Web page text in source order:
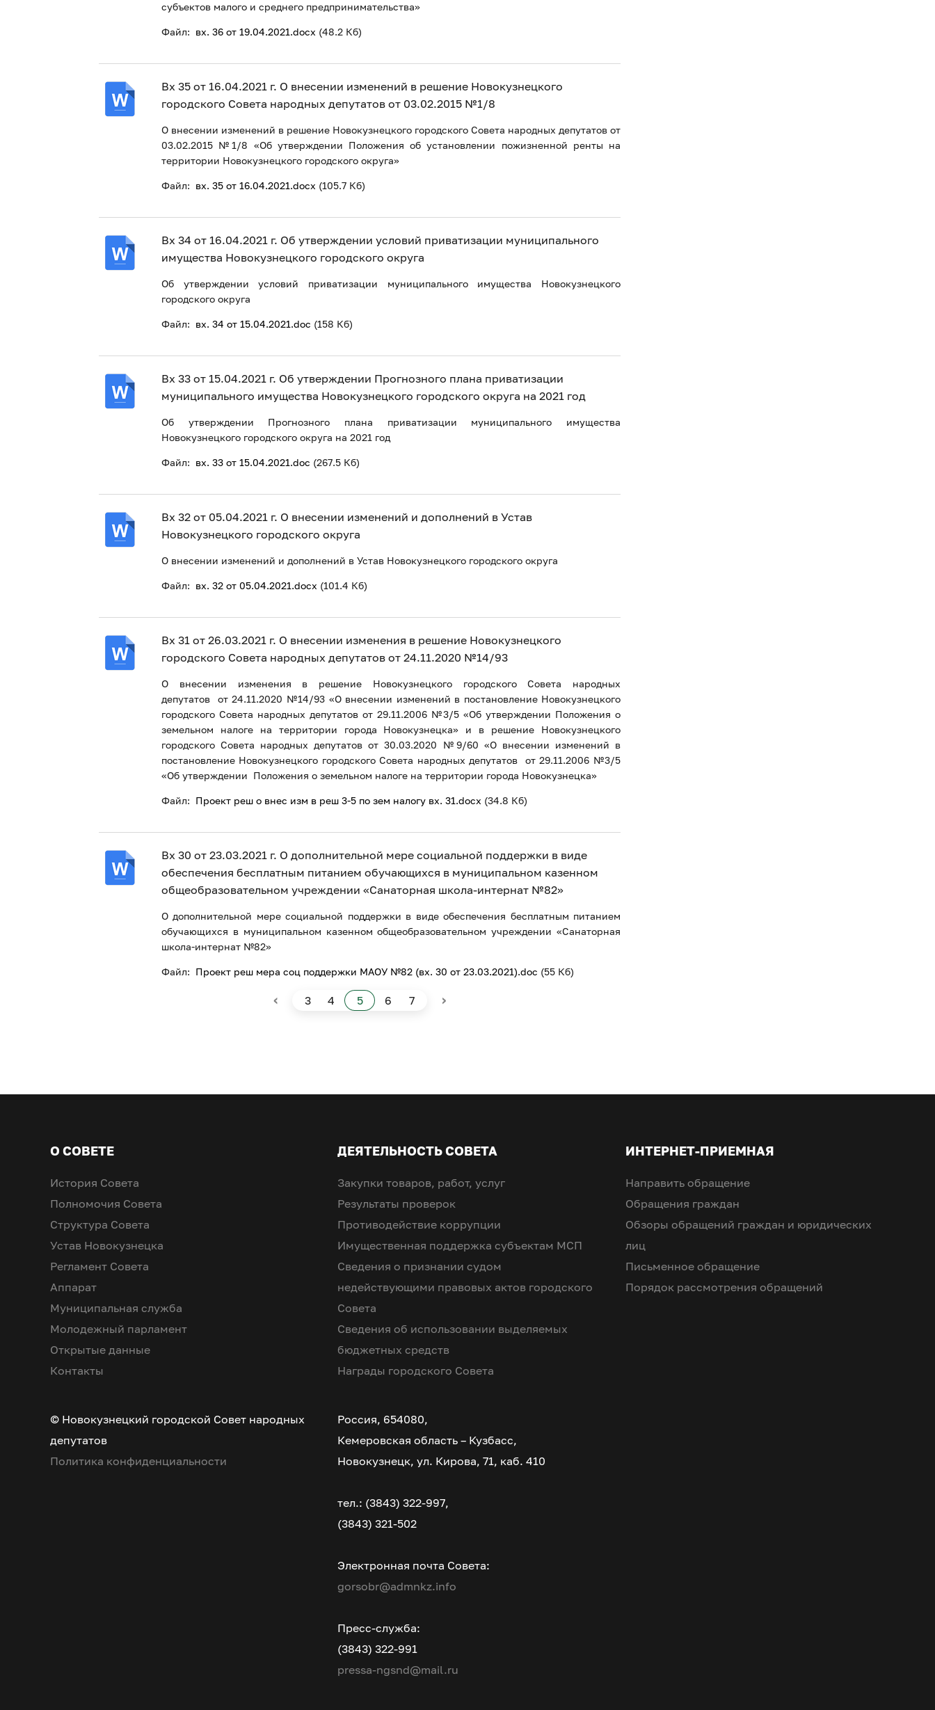
субъектов малого и среднего предпринимательства»
Файл: вх. 36 от 19.04.2021.docx (48.2 Кб)
Вх 35 от 16.04.2021 г. О внесении изменений в решение Новокузнецкого
городского Совета народных депутатов от 03.02.2015 №1/8
О внесении изменений в решение Новокузнецкого городского Совета народных депутатов от
03.02.2015 №1/8 «Об утверждении Положения об установлении пожизненной ренты на
территории Новокузнецкого городского округа»
Файл: вх. 35 от 16.04.2021.docx (105.7 Кб)
Вх 34 от 16.04.2021 г. Об утверждении условий приватизации муниципального
имущества Новокузнецкого городского округа
Об утверждении условий приватизации муниципального имущества Новокузнецкого
городского округа
Файл: вх. 34 от 15.04.2021.doc (158 Кб)
Вх 33 от 15.04.2021 г. Об утверждении Прогнозного плана приватизации
муниципального имущества Новокузнецкого городского округа на 2021 год
Об утверждении Прогнозного плана приватизации муниципального имущества
Новокузнецкого городского округа на 2021 год
Файл: вх. 33 от 15.04.2021.doc (267.5 Кб)
Вх 32 от 05.04.2021 г. О внесении изменений и дополнений в Устав
Новокузнецкого городского округа
О внесении изменений и дополнений в Устав Новокузнецкого городского округа
Файл: вх. 32 от 05.04.2021.docx (101.4 Кб)
Вх 31 от 26.03.2021 г. О внесении изменения в решение Новокузнецкого
городского Совета народных депутатов от 24.11.2020 №14/93
О внесении изменения в решение Новокузнецкого городского Совета народных
депутатов от 24.11.2020 №14/93 «О внесении изменений в постановление Новокузнецкого
городского Совета народных депутатов от 29.11.2006 №3/5 «Об утверждении Положения о
земельном налоге на территории города Новокузнецка» и в решение Новокузнецкого
городского Совета народных депутатов от 30.03.2020 №9/60 «О внесении изменений в
постановление Новокузнецкого городского Совета народных депутатов от 29.11.2006 №3/5
«Об утверждении Положения о земельном налоге на территории города Новокузнецка»
Файл: Проект реш о внес изм в реш 3-5 по зем налогу вх. 31.docx (34.8 Кб)
Вх 30 от 23.03.2021 г. О дополнительной мере социальной поддержки в виде
обеспечения бесплатным питанием обучающихся в муниципальном казенном
общеобразовательном учреждении «Санаторная школа-интернат №82»
О дополнительной мере социальной поддержки в виде обеспечения бесплатным питанием
обучающихся в муниципальном казенном общеобразовательном учреждении «Санаторная
школа-интернат №82»
Файл: Проект реш мера соц поддержки МАОУ №82 (вх. 30 от 23.03.2021).doc (55 Кб)
‹ 3 4 5 6 7 ›
О СОВЕТЕ
История Совета
Полномочия Совета
Структура Совета
Устав Новокузнецка
Регламент Совета
Аппарат
Муниципальная служба
Молодежный парламент
Открытые данные
Контакты
ДЕЯТЕЛЬНОСТЬ СОВЕТА
Закупки товаров, работ, услуг
Результаты проверок
Противодействие коррупции
Имущественная поддержка субъектам МСП
Сведения о признании судом
недействующими правовых актов городского
Совета
Сведения об использовании выделяемых
бюджетных средств
Награды городского Совета
ИНТЕРНЕТ-ПРИЕМНАЯ
Направить обращение
Обращения граждан
Обзоры обращений граждан и юридических
лиц
Письменное обращение
Порядок рассмотрения обращений
© Новокузнецкий городской Совет народных
депутатов
Политика конфиденциальности
Россия, 654080,
Кемеровская область – Кузбасс,
Новокузнецк, ул. Кирова, 71, каб. 410
тел.: (3843) 322-997,
(3843) 321-502
Электронная почта Совета:
gorsobr@admnkz.info
Пресс-служба:
(3843) 322-991
pressa-ngsnd@mail.ru